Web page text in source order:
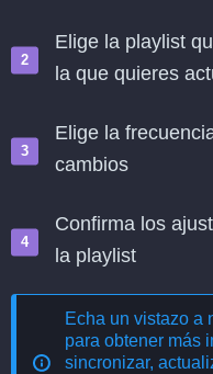
Elige la playlist
la que quieres
Elige la
cambios
Confirma los
la playlist
Echa un vistazo a
para obtener más
sincronizar,